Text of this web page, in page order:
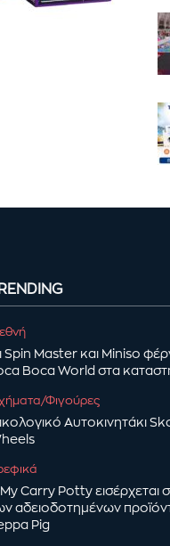
Spin Master και Miniso
Boca World στα
Φιγούρες
Αυτοκινητάκι
Carry Potty εισέρχεται
αδειοδοτημένων
Pig